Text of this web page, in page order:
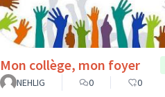
Mon collège, mon foyer
NEHLIG
0 0